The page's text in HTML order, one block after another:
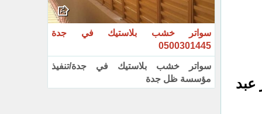
عبد
سواتر خشب بلاستيك في جدة
0500301445
سواتر خشب بلاستيك في جدة/تنفيذ
مؤسسة ظل جدة